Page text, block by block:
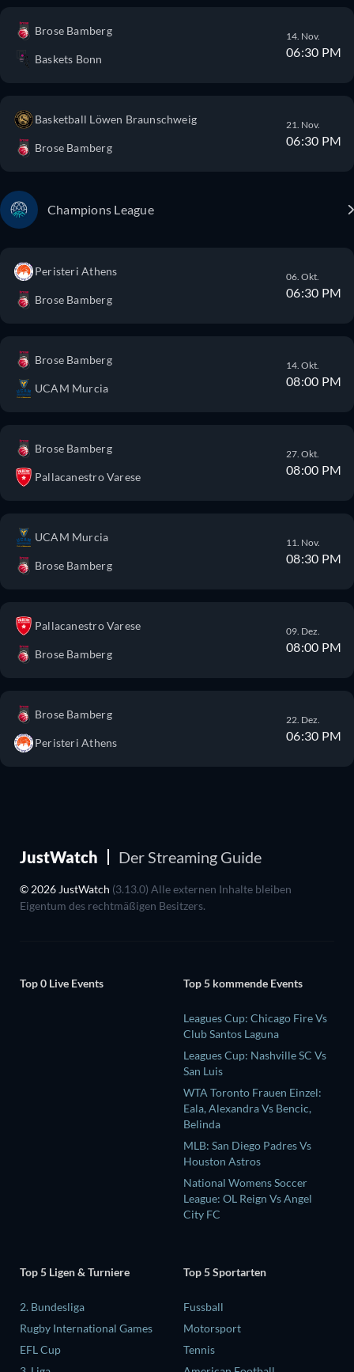
Brose Bamberg
Baskets Bonn
14. Nov.
06:30 PM
Basketball Löwen Braunschweig
Brose Bamberg
21. Nov.
06:30 PM
Champions League
Peristeri Athens
Brose Bamberg
06. Okt.
06:30 PM
Brose Bamberg
UCAM Murcia
14. Okt.
08:00 PM
Brose Bamberg
Pallacanestro Varese
27. Okt.
08:00 PM
UCAM Murcia
Brose Bamberg
11. Nov.
08:30 PM
Pallacanestro Varese
Brose Bamberg
09. Dez.
08:00 PM
Brose Bamberg
Peristeri Athens
22. Dez.
06:30 PM
JustWatch Der Streaming Guide
© 2026 JustWatch (3.13.0) Alle externen Inhalte bleiben
Eigentum des rechtmäßigen Besitzers.
Top 0 Live Events Top 5 kommende Events
Leagues Cup: Chicago Fire Vs
Club Santos Laguna
Leagues Cup: Nashville SC Vs
San Luis
WTA Toronto Frauen Einzel:
Eala, Alexandra Vs Bencic,
Belinda
MLB: San Diego Padres Vs
Houston Astros
National Womens Soccer
League: OL Reign Vs Angel
City FC
Top 5 Ligen & Turniere
2. Bundesliga
Rugby International Games
EFL Cup
Top 5 Sportarten
Fussball
Motorsport
Tennis